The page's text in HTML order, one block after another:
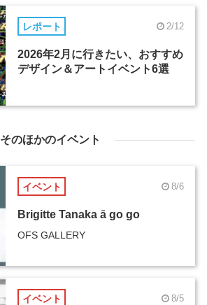
レポート 2/12
2026年2月に行きたい、おすすめ
デザイン＆アートイベント6選
そのほかのイベント
イベント 8/6
Brigitte Tanaka ā go go
OFS GALLERY
イベント 8/5